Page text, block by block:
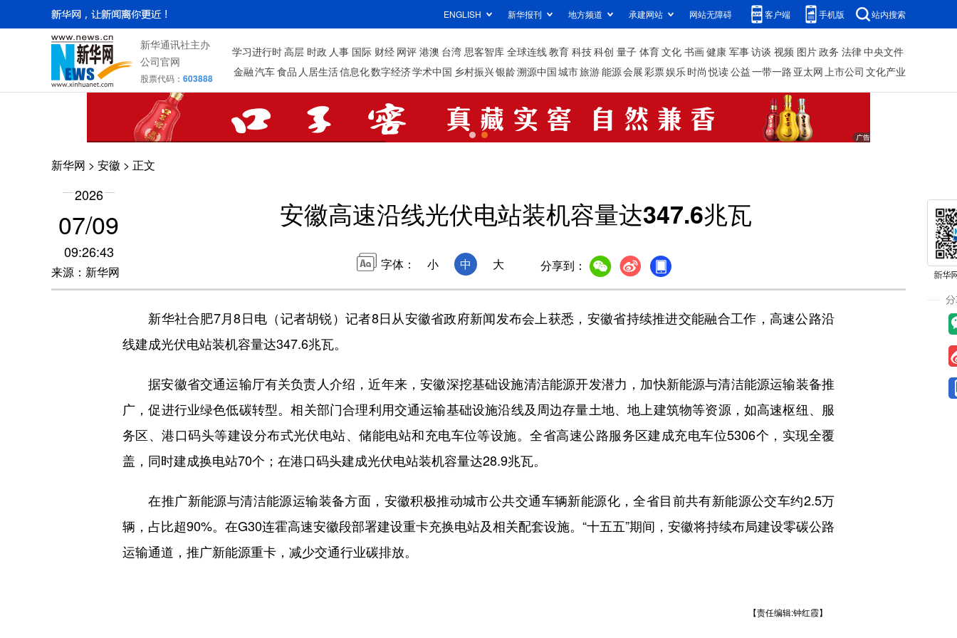
ENGLISH 新华报刊 地方频道 承建网站 网站无障碍 客户端 手机版 站内搜索
新华通讯社主办
公司官网
股票代码： 603888
学习进行时高层 时政 人事 国际 财经 网评 港澳 台湾 思客智库 全球连线教育 科技科创 量子 体育文化 书画健康 军事访谈 视频 图片政务 法律中央文件
金融汽车食品 人居生活信息化数字经济学术中国 乡村振兴银龄溯源中国城市旅游能源会展彩票娱乐时尚 悦读公益一带一路 亚太网上市公司 文化产业
新华网 > 安徽 > 正文
2026
07/09
09:26:43
来源：新华网
安徽高速沿线光伏电站装机容量达347.6兆瓦
字体： 小 中 大 分享到：
新华社合肥7月8日电（记者胡锐）记者8日从安徽省政府新闻发布会上获悉，安徽省持续推进交能融合工作，高速公路沿
线建成光伏电站装机容量达347.6兆瓦。
据安徽省交通运输厅有关负责人介绍，近年来，安徽深挖基础设施清洁能源开发潜力，加快新能源与清洁能源运输装备推
广，促进行业绿色低碳转型。相关部门合理利用交通运输基础设施沿线及周边存量土地、地上建筑物等资源，如高速枢纽、服
务区、港口码头等建设分布式光伏电站、储能电站和充电车位等设施。全省高速公路服务区建成充电车位5306个，实现全覆
盖，同时建成换电站70个；在港口码头建成光伏电站装机容量达28.9兆瓦。
在推广新能源与清洁能源运输装备方面，安徽积极推动城市公共交通车辆新能源化，全省目前共有新能源公交车约2.5万
辆，占比超90%。在G30连霍高速安徽段部署建设重卡充换电站及相关配套设施。“十五五”期间，安徽将持续布局建设零碳公路
运输通道，推广新能源重卡，减少交通行业碳排放。
【责任编辑:钟红霞】